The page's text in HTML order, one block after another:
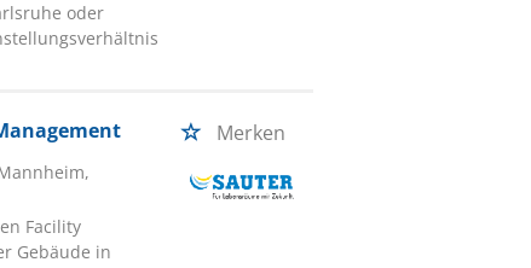
oder
Merken
Facility
Gebäude in